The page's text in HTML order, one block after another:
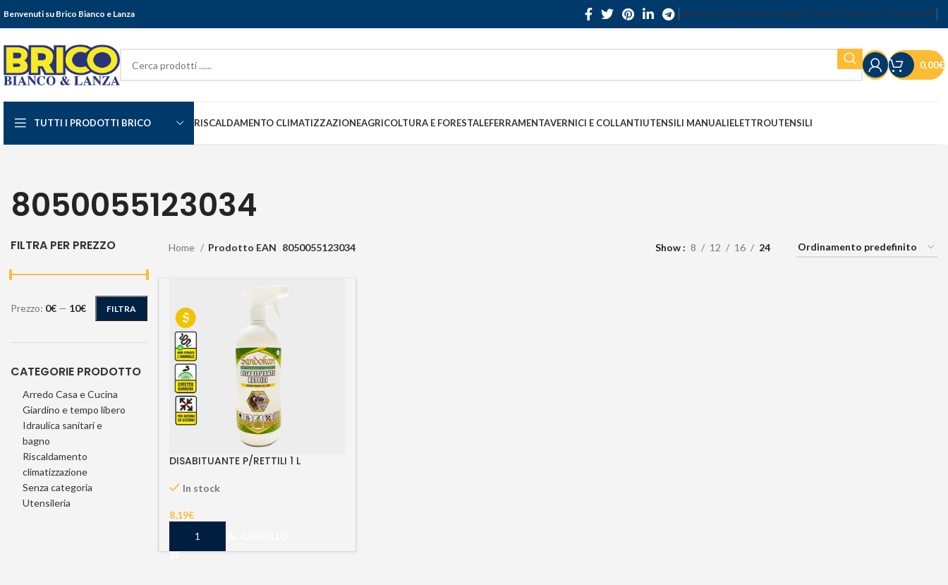
Benvenuti su Brico Bianco e Lanza SERVIZIO CLIENTISPEDIZIONIRESI E RECESSITERMINI E CONDIZIONI
0,00€
TUTTI I PRODOTTI BRICO RISCALDAMENTO CLIMATIZZAZIONEAGRICOLTURA E FORESTALEFERRAMENTAVERNICI E COLLANTIUTENSILI MANUALIELETTROUTENSILI
8050055123034
FILTRA PER PREZZO
FILTRA
Prezzo: 0€ — 10€
CATEGORIE PRODOTTO
Arredo Casa e Cucina
Giardino e tempo libero
Idraulica sanitari e
bagno
Riscaldamento
climatizzazione
Senza categoria
Utensileria
Home Prodotto EAN 8050055123034 Show 8 12 16 24
DISABITUANTE P/RETTILI 1 L
In stock
8,19€
AGGIUNGI AL CARRELLO